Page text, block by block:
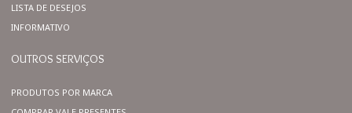
LISTA DE DESEJOS
INFORMATIVO
OUTROS SERVIÇOS
PRODUTOS POR MARCA